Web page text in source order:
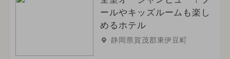
ールやキッズルームも楽し
めるホテル
静岡県賀茂郡東伊豆町